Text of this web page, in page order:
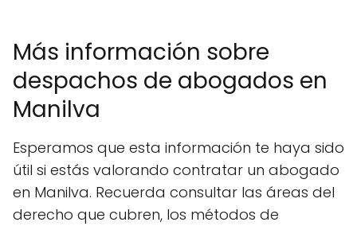
Más información sobre
despachos de abogados en
Manilva
Esperamos que esta información te haya sido
útil si estás valorando contratar un abogado
en Manilva. Recuerda consultar las áreas del
derecho que cubren, los métodos de